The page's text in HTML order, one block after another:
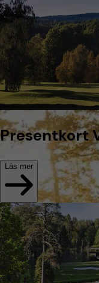
Presentkort
Läs mer